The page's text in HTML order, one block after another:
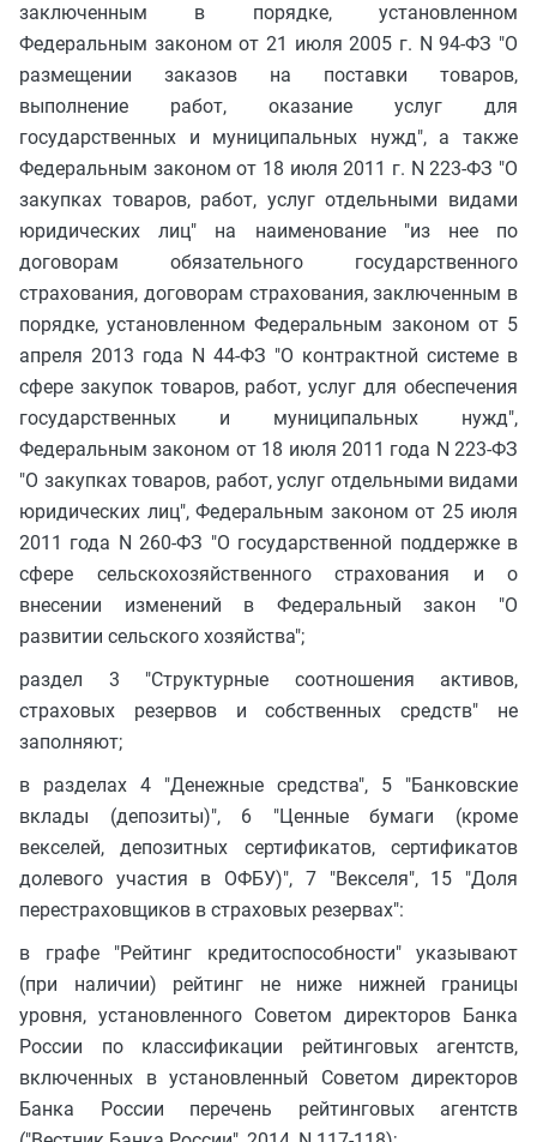
заключенным в порядке, установленном
Федеральным законом от 21 июля 2005 г. N 94-ФЗ "О
размещении заказов на поставки товаров,
выполнение работ, оказание услуг для
государственных и муниципальных нужд", а также
Федеральным законом от 18 июля 2011 г. N 223-ФЗ "О
закупках товаров, работ, услуг отдельными видами
юридических лиц" на наименование "из нее по
договорам обязательного государственного
страхования, договорам страхования, заключенным в
порядке, установленном Федеральным законом от 5
апреля 2013 года N 44-ФЗ "О контрактной системе в
сфере закупок товаров, работ, услуг для обеспечения
государственных и муниципальных нужд",
Федеральным законом от 18 июля 2011 года N 223-ФЗ
"О закупках товаров, работ, услуг отдельными видами
юридических лиц", Федеральным законом от 25 июля
2011 года N 260-ФЗ "О государственной поддержке в
сфере сельскохозяйственного страхования и о
внесении изменений в Федеральный закон "О
развитии сельского хозяйства";
раздел 3 "Структурные соотношения активов,
страховых резервов и собственных средств" не
заполняют;
в разделах 4 "Денежные средства", 5 "Банковские
вклады (депозиты)", 6 "Ценные бумаги (кроме
векселей, депозитных сертификатов, сертификатов
долевого участия в ОФБУ)", 7 "Векселя", 15 "Доля
перестраховщиков в страховых резервах":
в графе "Рейтинг кредитоспособности" указывают
(при наличии) рейтинг не ниже нижней границы
уровня, установленного Советом директоров Банка
России по классификации рейтинговых агентств,
включенных в установленный Советом директоров
Банка России перечень рейтинговых агентств